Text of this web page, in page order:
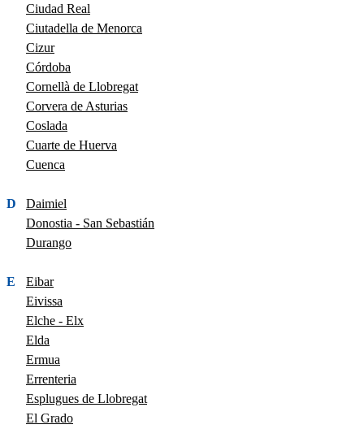
Ciudad Real
Ciutadella de Menorca
Cizur
Córdoba
Cornellà de Llobregat
Corvera de Asturias
Coslada
Cuarte de Huerva
Cuenca
D
Daimiel
Donostia - San Sebastián
Durango
E
Eibar
Eivissa
Elche - Elx
Elda
Ermua
Errenteria
Esplugues de Llobregat
El Grado